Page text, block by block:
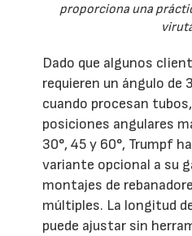
proporciona una
Dado que algunos
requieren un ángulo de
cuando procesan
posiciones angulares
30°, 45 y 60°, Trumpf
variante opcional a su
montajes de
múltiples. La longitud
puede ajustar sin